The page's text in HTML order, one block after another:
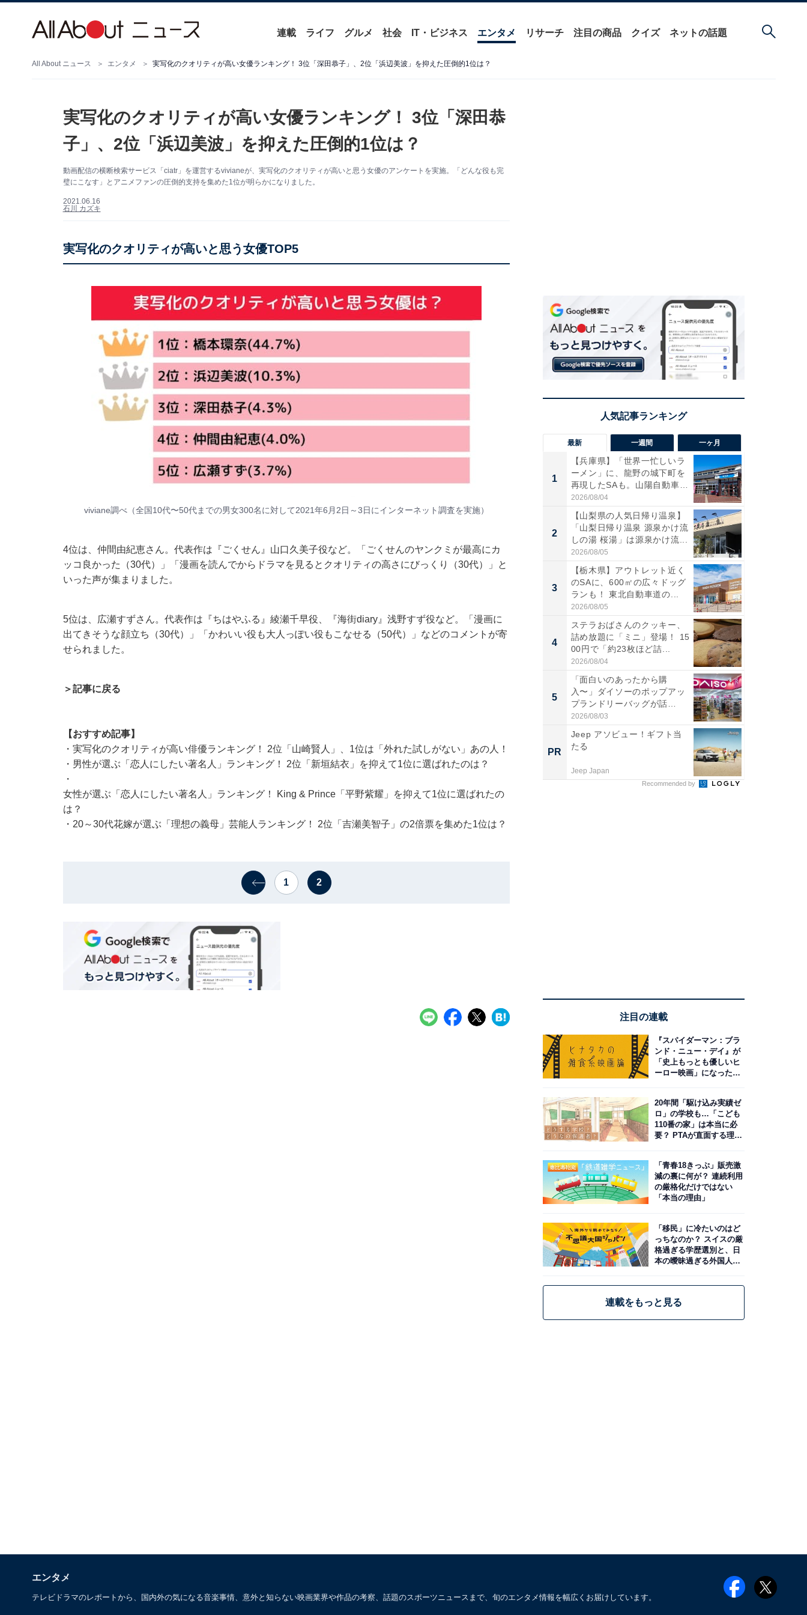
連載 ライフ グルメ 社会 IT・ビジネス エンタメ リサーチ 注目の商品 クイズ ネットの話題
All About ニュース エンタメ 実写化のクオリティが高い女優ランキング！ 3位「深田恭子」、2位「浜辺美波」を抑えた圧倒的1位は？
実写化のクオリティが高い女優ランキング！ 3位「深田恭
子」、2位「浜辺美波」を抑えた圧倒的1位は？
動画配信の横断検索サービス「ciatr」を運営するvivianeが、実写化のクオリティが高いと思う女優のアンケートを実施。「どんな役も完
璧にこなす」とアニメファンの圧倒的支持を集めた1位が明らかになりました。
2021.06.16
石川 カズキ
実写化のクオリティが高いと思う女優TOP5
viviane調べ（全国10代〜50代までの男女300名に対して2021年6月2日～3日にインターネット調査を実施）
4位は、仲間由紀恵さん。代表作は『ごくせん』山口久美子役など。「ごくせんのヤンクミが最高にカ
ッコ良かった（30代）」「漫画を読んでからドラマを見るとクオリティの高さにびっくり（30代）」と
いった声が集まりました。
5位は、広瀬すずさん。代表作は『ちはやふる』綾瀬千早役、『海街diary』浅野すず役など。「漫画に
出てきそうな顔立ち（30代）」「かわいい役も大人っぽい役もこなせる（50代）」などのコメントが寄
せられました。
＞記事に戻る
【おすすめ記事】
・ 実写化のクオリティが高い俳優ランキング！ 2位「山崎賢人」、1位は「外れた試しがない」あの人！
・ 男性が選ぶ「恋人にしたい著名人」ランキング！ 2位「新垣結衣」を抑えて1位に選ばれたのは？
・
女性が選ぶ「恋人にしたい著名人」ランキング！ King & Prince「平野紫耀」を抑えて1位に選ばれたの
は？
・ 20～30代花嫁が選ぶ「理想の義母」芸能人ランキング！ 2位「吉瀬美智子」の2倍票を集めた1位は？
1 2
最新 一週間 一ヶ月
1
【兵庫県】「世界一忙しいラ
ーメン」に、龍野の城下町を
再現したSAも。山陽自動車
道...
2026/08/04
2
【山梨県の人気日帰り温泉】
「山梨日帰り温泉 源泉かけ流
しの湯 桜湯」は源泉かけ流...
2026/08/05
3
【栃木県】アウトレット近く
のSAに、600㎡の広々ドッグ
ランも！ 東北自動車道の...
2026/08/05
4
ステラおばさんのクッキー、
詰め放題に「ミニ」登場！ 15
00円で「約23枚ほど詰...
2026/08/04
5
「面白いのあったから購
入〜」ダイソーのポップアッ
プランドリーバッグが話
題。“さま...
2026/08/03
PR
Jeep アソビュー！ギフト当
たる
Jeep Japan
Recommended by
注目の連載
『スパイダーマン：ブラ
ンド・ニュー・デイ』が
「史上もっとも優しいヒ
ーロー映画」になった理
20年間「駆け込み実績ゼ
ロ」の学校も…「こども
110番の家」は本当に必
要？ PTAが直面する理想
「青春18きっぷ」販売激
減の裏に何が？ 連続利用
の厳格化だけではない
「本当の理由」
「移民」に冷たいのはど
っちなのか？ スイスの厳
格過ぎる学歴選別と、日
本の曖昧過ぎる外国人政
連載をもっと見る
エンタメ
テレビドラマのレポートから、国内外の気になる音楽事情、意外と知らない映画業界や作品の考察、話題のスポーツニュースまで、旬のエンタメ情報を幅広くお届けしています。